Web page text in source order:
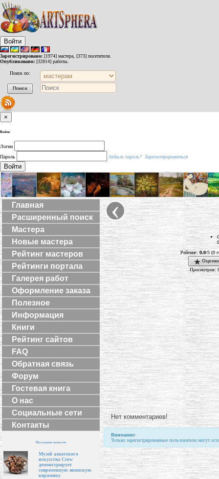
Войти
Зарегистрировано: [1974] мастера, [373] посетителя.
Опубликовано: [32814] работы.
Поиск по:
×
Войти
Логин
Пароль
Забыли пароль? Зарегистрироваться
Войти
Главная
Расширенный поиск
Мастера
Новые мастера
Рейтинг мастеров
Рейтинги портала
Галерея работ
Оформление заказа
Полезное
Информация
Книги
Рейтинг сайтов
FAQ
Обратная связь
Форум
Гостевая книга
О нас
Социальные сети
Контакты
Последние новости
Музей азиатского
искусства Crow
демонстрирует
современную японскую
керамику
‹
Рейтинг:0.0/5 (0
Просмотров:
Нет комментариев!
Внимание:
Только зарегистрированные пользователи могут